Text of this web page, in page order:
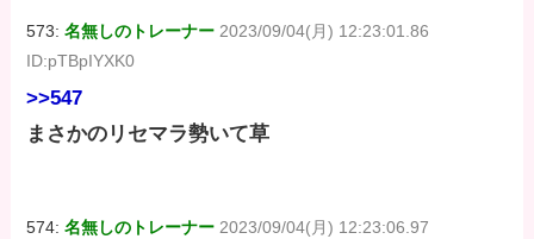
573:名無しのトレーナー 2023/09/04(月) 12:23:01.86
ID:pTBpIYXK0
>>547
まさかのリセマラ勢いて草
574:名無しのトレーナー 2023/09/04(月) 12:23:06.97